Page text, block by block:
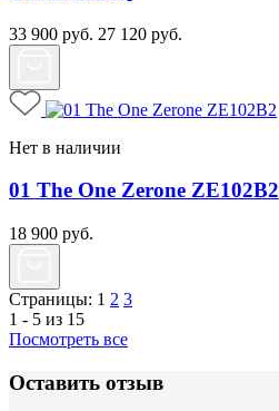
33 900 руб. 27 120 руб.
Нет в наличии
01 The One Zerone ZE102B2
18 900 руб.
Страницы: 1 2 3
1 - 5 из 15
Посмотреть все
Оставить отзыв